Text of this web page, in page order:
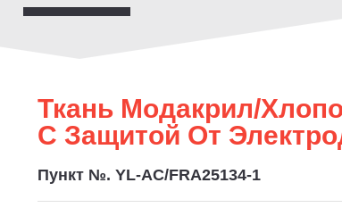
Ткань Модакрил/
С Защитой От
Пункт №. YL-AC/FRA25134-1